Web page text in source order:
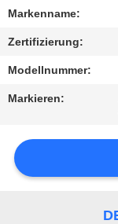
AUSFLUG
TRETEN
MIT
UNS
Markenname:
Zertifizierung:
Modellnummer:
Markieren: